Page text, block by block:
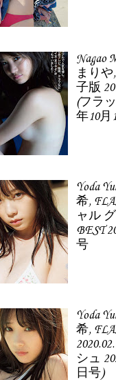
Nagao
まりや
子版
(フラ
年10月
Yoda
希,
ャル
BEST
号
Yoda
希,
シュ
日号)